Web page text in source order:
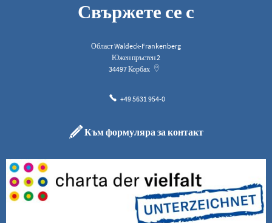
Свържете се с
Област Waldeck-Frankenberg
Южен пръстен 2
34497Корбах
+49 5631 954-0
Към формуляра за контакт